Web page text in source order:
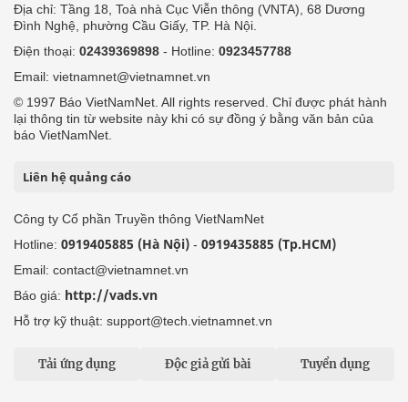
Địa chỉ: Tầng 18, Toà nhà Cục Viễn thông (VNTA), 68 Dương
Đình Nghệ, phường Cầu Giấy, TP. Hà Nội.
Điện thoại: 02439369898 - Hotline: 0923457788
Email: vietnamnet@vietnamnet.vn
© 1997 Báo VietNamNet. All rights reserved. Chỉ được phát hành
lại thông tin từ website này khi có sự đồng ý bằng văn bản của
báo VietNamNet.
Liên hệ quảng cáo
Công ty Cổ phần Truyền thông VietNamNet
Hotline: 0919405885 (Hà Nội) - 0919435885 (Tp.HCM)
Email: contact@vietnamnet.vn
Báo giá: http://vads.vn
Hỗ trợ kỹ thuật: support@tech.vietnamnet.vn
Tải ứng dụng Độc giả gửi bài Tuyển dụng